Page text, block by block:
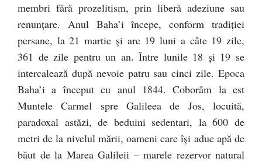
membri fără prozelitism, prin liberă adeziune sau
renunţare. Anul Baha’i începe, conform tradiţiei
persane, la 21 martie şi are 19 luni a câte 19 zile,
361 de zile pentru un an. Între lunile 18 şi 19 se
intercalează după nevoie patru sau cinci zile. Epoca
Baha’i a început cu anul 1844. Coborâm la est
Muntele Carmel spre Galileea de Jos, locuită,
paradoxal astăzi, de beduini sedentari, la 600 de
metri de la nivelul mării, oameni care îşi aduc apă de
băut de la Marea Galileii – marele rezervor natural